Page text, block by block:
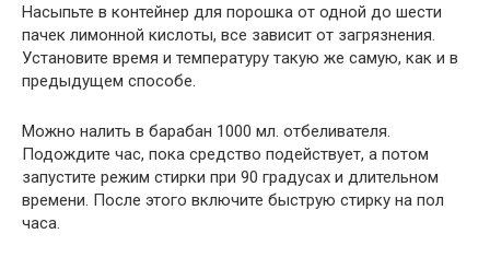
Насыпьте в контейнер для порошка от одной до шести
пачек лимонной кислоты, все зависит от загрязнения.
Установите время и температуру такую же самую, как и в
предыдущем способе.
Можно налить в барабан 1000 мл. отбеливателя.
Подождите час, пока средство подействует, а потом
запустите режим стирки при 90 градусах и длительном
времени. После этого включите быструю стирку на пол
часа.